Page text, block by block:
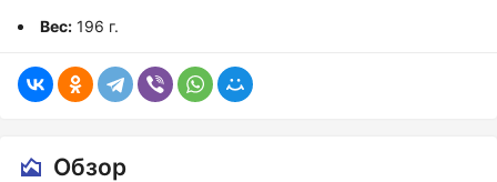
Вес: 196 г.
Обзор